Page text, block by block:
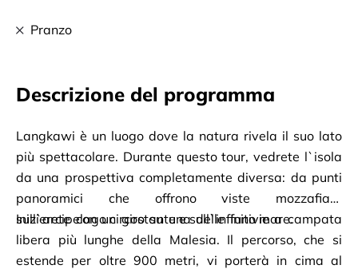
Pranzo
Descrizione del programma
Langkawi è un luogo dove la natura rivela il suo lato
più spettacolare. Durante questo tour, vedrete l`isola
da una prospettiva completamente diversa: da punti
panoramici che offrono viste mozzafiato
sull`arcipelago circostante e sull`infinito mare.
Inizierete con un giro su una delle funivie a campata
libera più lunghe della Malesia. Il percorso, che si
estende per oltre 900 metri, vi porterà in cima al